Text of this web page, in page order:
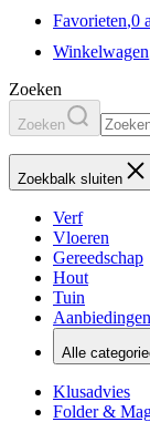
Favorieten,0
Winkelwagen
Zoeken
Zoeken
Zoekbalk sluiten
Verf
Vloeren
Gereedschap
Hout
Tuin
Aanbiedingen
Alle
Klusadvies
Folder &